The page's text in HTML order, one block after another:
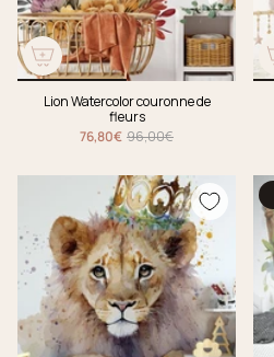
Lion Watercolor couronne de
fleurs
76,80€ 96,00€